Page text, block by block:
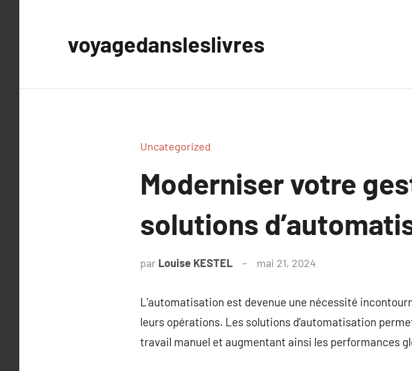
voyagedansleslivres
Uncategorized
Moderniser votre
solutions
par Louise KESTEL mai 21, 2024
L’automatisation est devenue une nécessité
leurs opérations. Les solutions d’automatisation
travail manuel et augmentant ainsi les performances